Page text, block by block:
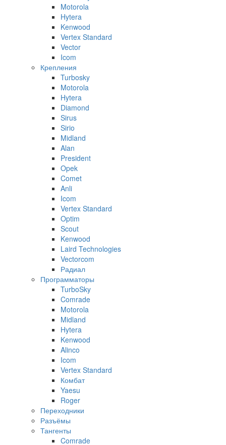
Motorola
Hytera
Kenwood
Vertex Standard
Vector
Icom
Крепления
Turbosky
Motorola
Hytera
Diamond
Sirus
Sirio
Midland
Alan
President
Opek
Comet
Anli
Icom
Vertex Standard
Optim
Scout
Kenwood
Laird Technologies
Vectorcom
Радиал
Программаторы
TurboSky
Comrade
Motorola
Midland
Hytera
Kenwood
Alinco
Icom
Vertex Standard
Комбат
Yaesu
Roger
Переходники
Разъёмы
Тангенты
Comrade